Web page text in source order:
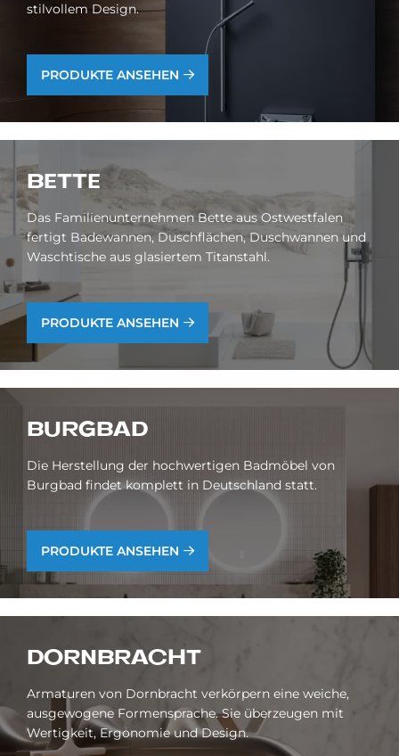
stilvollem Design.
PRODUKTE ANSEHEN
BET­TE
Das Familienunternehmen Bette aus Ostwestfalen
fertigt Badewannen, Duschflächen, Duschwannen und
Waschtische aus glasiertem Titanstahl.
PRODUKTE ANSEHEN
BURG­BAD
Die Herstellung der hochwertigen Badmöbel von
Burgbad findet komplett in Deutschland statt.
PRODUKTE ANSEHEN
DORN­BRACHT
Armaturen von Dornbracht verkörpern eine weiche,
ausgewogene Formensprache. Sie überzeugen mit
Wertigkeit, Ergonomie und Design.